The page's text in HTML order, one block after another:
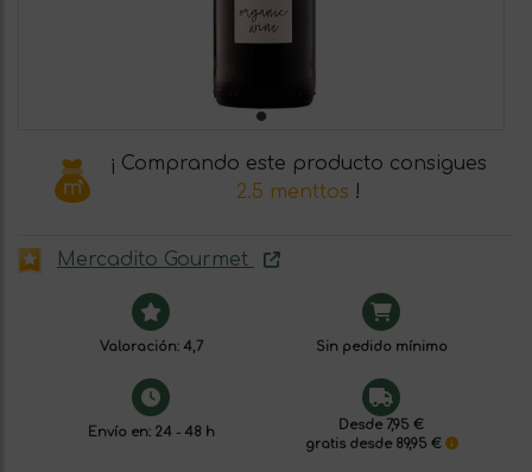
¡ Comprando este producto consigues
2.5 menttos !
Mercadito Gourmet
Valoración: 4,7 Sin pedido mínimo
Envío en: 24 - 48 h
Desde 7,95 €
gratis desde 89,95 €